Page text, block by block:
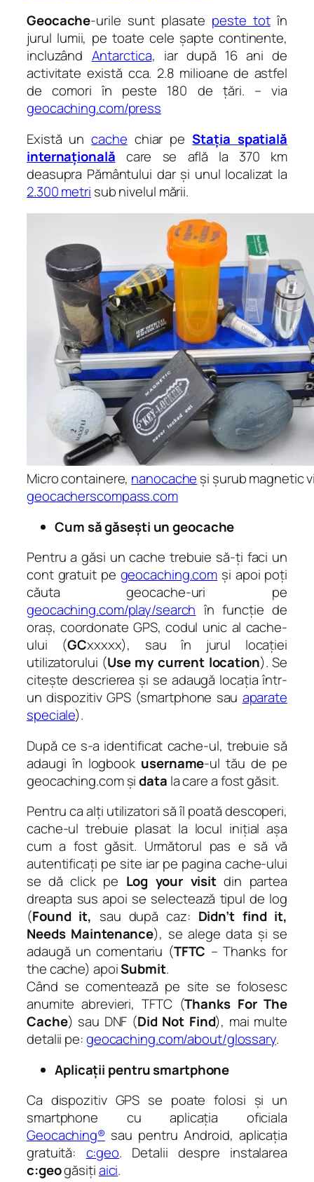
Geocache-urile sunt plasate peste totîn
jurul lumii, pe toate cele șapte continente,
incluzând Antarctica, iar după 16 ani de
activitate există cca. 2.8 milioane de astfel
de comori în peste 180 de țări. – via
geocaching.com/press
Există uncache chiar peStația spatială
internațională care se află la 370 km
deasupra Pământului dar și unul localizat la
2.300 metri sub nivelul mării.
Micro containere, nanocache și șurub magnetic
geocacherscompass.com
Cum să găsești un geocache
Pentru a găsi un cache trebuie să-ți faci un
cont gratuit pe geocaching.com și apoi poți
căuta geocache-uri pe
geocaching.com/play/search în funcție de
oraș, coordonate GPS, codul unic al cache-
ului (GCxxxxx), sau în jurul locației
utilizatorului (Use my current location). Se
citește descrierea și se adaugă locația într-
un dispozitiv GPS (smartphone sau aparate
speciale).
După ce s-a identificat cache-ul, trebuie să
adaugi în logbook username-ul tău de pe
geocaching.com șidata la care a fost găsit.
Pentru ca alți utilizatori să îl poată descoperi,
cache-ul trebuie plasat la locul inițial așa
cum a fost găsit. Următorul pas e să vă
autentificați pe site iar pe pagina cache-ului
se dă click pe Log your visit din partea
dreapta sus apoi se selectează tipul de log
(Found it, sau după caz: Didn’t find it,
Needs Maintenance), se alege data și se
adaugă un comentariu (TFTC – Thanks for
the cache) apoiSubmit.
Când se comentează pe site se folosesc
anumite abrevieri, TFTC (Thanks For The
Cache) sau DNF (Did Not Find), mai multe
detalii pe:geocaching.com/about/glossary.
Aplicații pentru smartphone
Ca dispozitiv GPS se poate folosi și un
smartphone cu aplicația oficiala
Geocaching® sau pentru Android, aplicația
gratuită: c:geo. Detalii despre instalarea
c:geogăsițiaici.